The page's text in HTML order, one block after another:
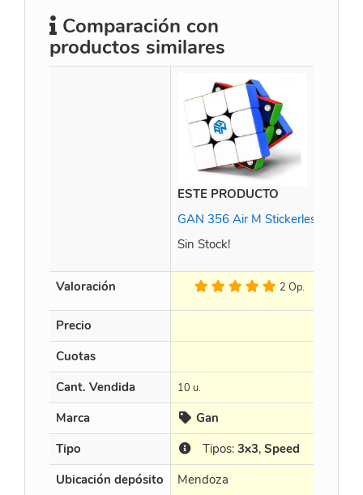
Comparación con
productos similares
ESTE PRODUCTO
GAN 356 Air M Stickerless
Sin Stock!
Valoración 2 Op.
Precio
Cuotas
Cant. Vendida 10 u.
Marca Gan
Tipo
Tipos: 3x3, Speed
Ubicación depósito
Mendoza